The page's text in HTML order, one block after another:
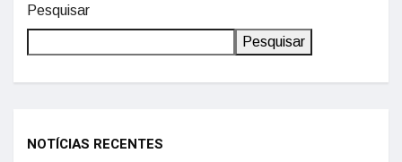
Pesquisar
Pesquisar
NOTÍCIAS RECENTES